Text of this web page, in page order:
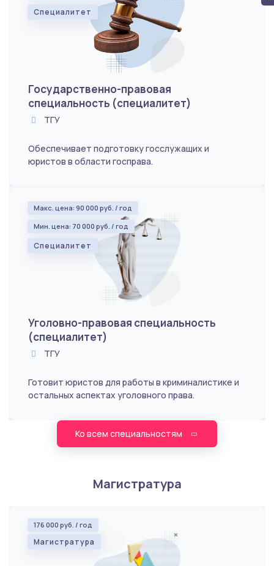
Специалитет
Государственно-правовая
специальность (специалитет)
ТГУ
Обеспечивает подготовку госслужащих и
юристов в области госправа.
Макс. цена: 90 000 руб. / год
Мин. цена: 70 000 руб. / год
Специалитет
Уголовно-правовая специальность
(специалитет)
ТГУ
Готовит юристов для работы в криминалистике и
остальных аспектах уголовного права.
Ко всем специальностям
Магистратура
176 000 руб. / год
Магистратура